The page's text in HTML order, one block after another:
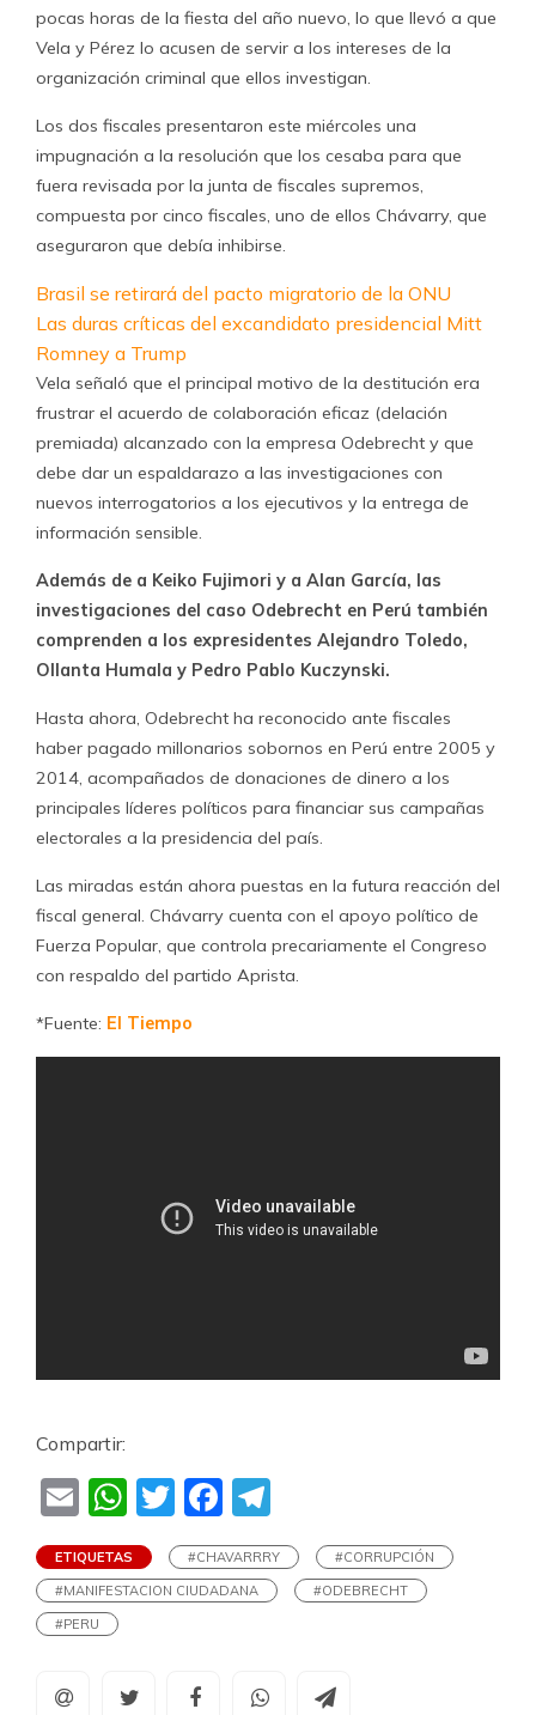
pocas horas de la fiesta del año nuevo, lo que llevó a que
Vela y Pérez lo acusen de servir a los intereses de la
organización criminal que ellos investigan.
Los dos fiscales presentaron este miércoles una
impugnación a la resolución que los cesaba para que
fuera revisada por la junta de fiscales supremos,
compuesta por cinco fiscales, uno de ellos Chávarry, que
aseguraron que debía inhibirse.
Brasil se retirará del pacto migratorio de la ONU
Las duras críticas del excandidato presidencial Mitt
Romney a Trump
Vela señaló que el principal motivo de la destitución era
frustrar el acuerdo de colaboración eficaz (delación
premiada) alcanzado con la empresa Odebrecht y que
debe dar un espaldarazo a las investigaciones con
nuevos interrogatorios a los ejecutivos y la entrega de
información sensible.
Además de a Keiko Fujimori y a Alan García, las
investigaciones del caso Odebrecht en Perú también
comprenden a los expresidentes Alejandro Toledo,
Ollanta Humala y Pedro Pablo Kuczynski.
Hasta ahora, Odebrecht ha reconocido ante fiscales
haber pagado millonarios sobornos en Perú entre 2005 y
2014, acompañados de donaciones de dinero a los
principales líderes políticos para financiar sus campañas
electorales a la presidencia del país.
Las miradas están ahora puestas en la futura reacción del
fiscal general. Chávarry cuenta con el apoyo político de
Fuerza Popular, que controla precariamente el Congreso
con respaldo del partido Aprista.
*Fuente: El Tiempo
Compartir:
EmailWhatsApp
TwitterFacebook
ETIQUETAS #CHAVARRRY
#CORRUPCIÓN
#MANIFESTACION CIUDADANA
#ODEBRECHT
#PERU